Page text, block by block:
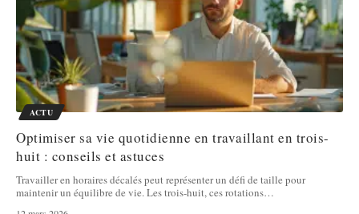
ACTU
Optimiser sa vie quotidienne en travaillant en trois-
huit : conseils et astuces
Travailler en horaires décalés peut représenter un défi de taille pour
maintenir un équilibre de vie. Les trois-huit, ces rotations…